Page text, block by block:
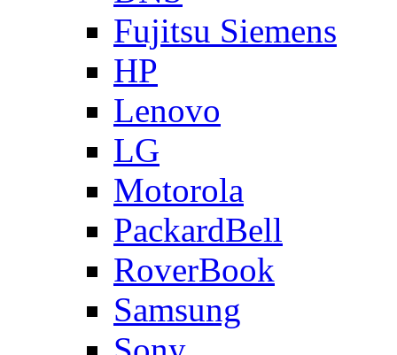
Fujitsu Siemens
HP
Lenovo
LG
Motorola
PackardBell
RoverBook
Samsung